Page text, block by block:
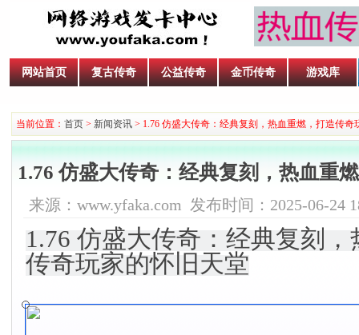
网站首页 复古传奇 公益传奇 金币传奇 游戏库
当前位置： 首页 > 新闻资讯 > 1.76 仿盛大传奇：经典复刻，热血重燃，打造传奇
1.76 仿盛大传奇：经典复刻，热血重
来源：www.yfaka.com 发布时间：2025-06-24
1.76 仿盛大传奇：经典复刻
传奇玩家的怀旧天堂